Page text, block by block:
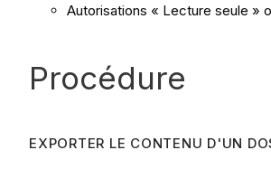
Autorisations « Lecture seule »
Procédure
EXPORTER LE CONTENU D'UN